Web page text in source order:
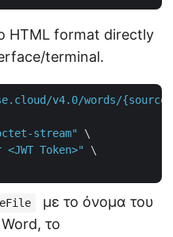
HTML format directly
terminal.
v4.0/words/
stream"
\
Token>"
\
με το όνομα του
το